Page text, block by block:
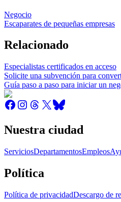
Negocio
Escaparates de pequeñas empresas
Relacionado
Especialistas certificados en acceso
Solicite una subvención para
Guía paso a paso para iniciar un
Nuestra ciudad
ServiciosDepartamentosEmpleos
Política
Política de privacidadDescargo de